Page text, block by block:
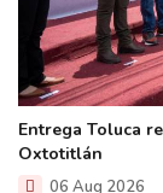
Entrega Toluca
Oxtotitlán
06 Aug 2026